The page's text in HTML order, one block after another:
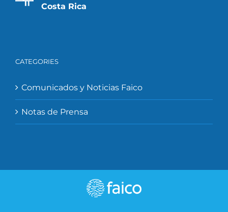
Costa Rica
CATEGORIES
Comunicados y Noticias Faico
Notas de Prensa